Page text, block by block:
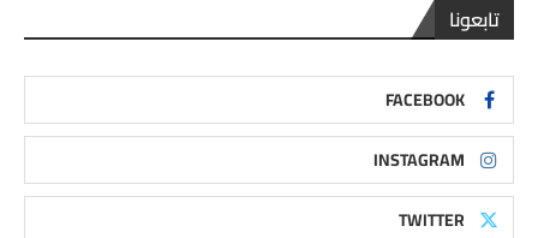
تابعونا
FACEBOOK
INSTAGRAM
TWITTER